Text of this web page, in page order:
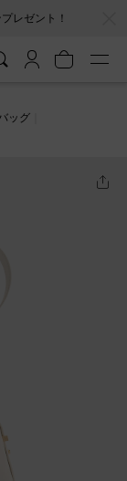
レゼント！
ッグ